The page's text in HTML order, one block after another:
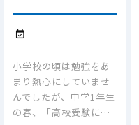

小学校の頃は勉強をあ
まり熱心にしていませ
んでしたが、中学1年生
の春、「高校受験に…